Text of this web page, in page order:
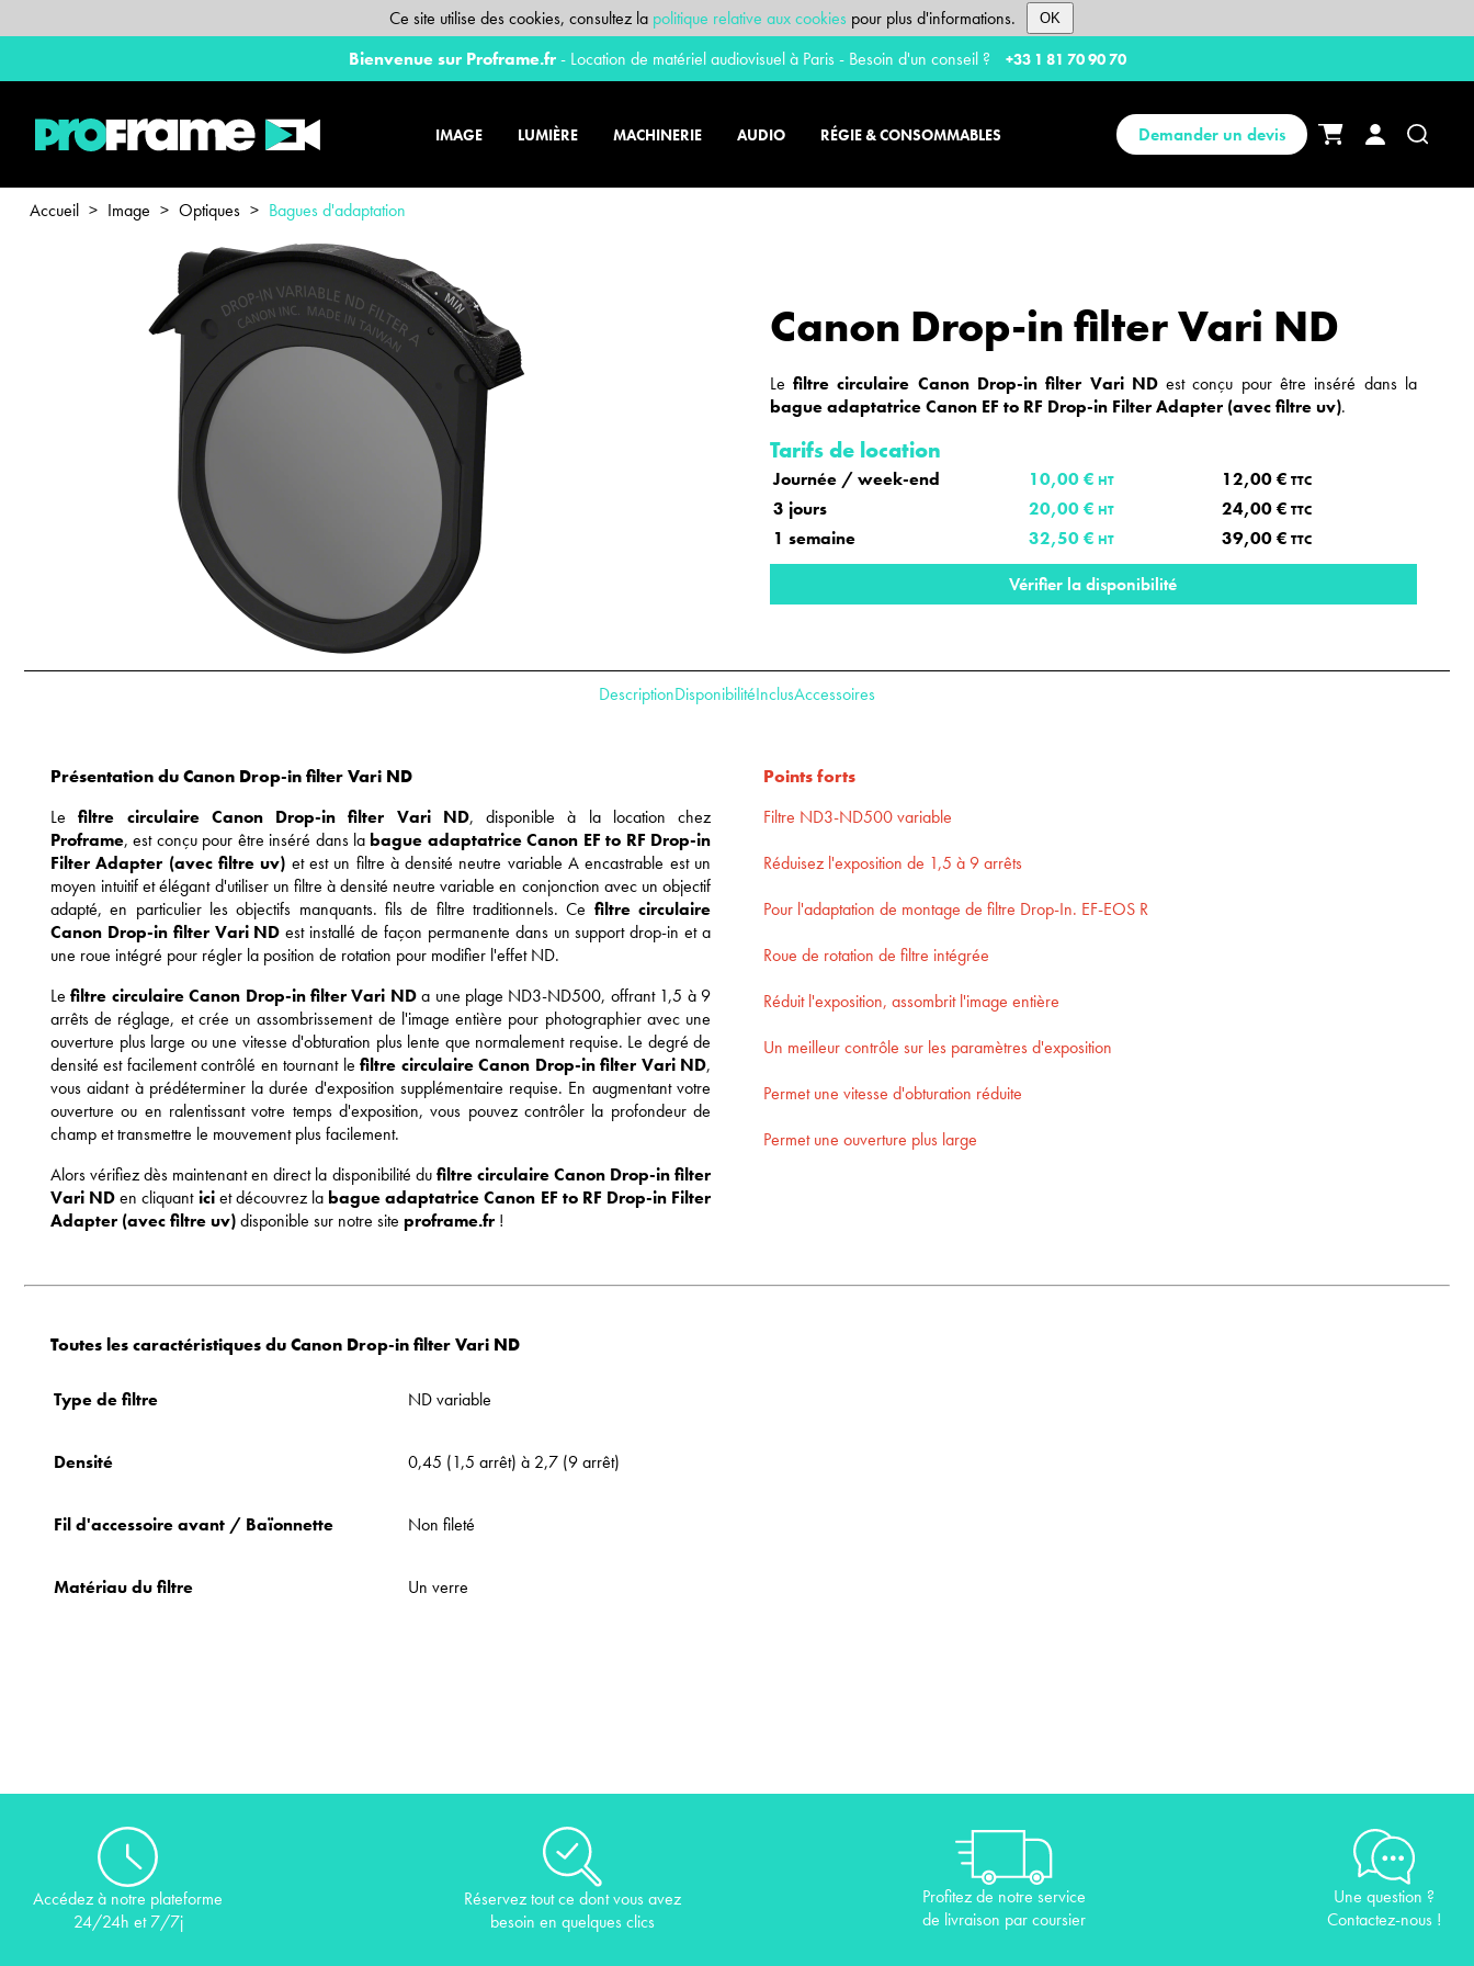
Ce site utilise des cookies, consultez la politique relative aux cookies pour plus d'informations. OK
Bienvenue sur Proframe.fr- Location de matériel audiovisuel à Paris - Besoin d'un conseil ? +33 1 81 70 90 70
IMAGE LUMIÈRE MACHINERIE AUDIO RÉGIE & CONSOMMABLES Demander un devis
Accueil > Image > Optiques > Bagues d'adaptation
Canon Drop-in filter Vari ND
Le filtre circulaire Canon Drop-in filter Vari NDest conçu pour être inséré dans la
bague adaptatrice Canon EF to RF Drop-in Filter Adapter (avec filtre uv).
Tarifs de location
Journée / week-end 10,00 € HT 12,00 € TTC
3 jours 20,00 € HT 24,00 € TTC
1 semaine 32,50 € HT 39,00 € TTC
Vérifier la disponibilité
DescriptionDisponibilitéInclusAccessoires
Présentation du Canon Drop-in filter Vari ND
Lefiltre circulaire Canon Drop-in filter Vari ND, disponible à la location chez
Proframe, est conçu pour être inséré dans la bague adaptatrice Canon EF to RF Drop-in
Filter Adapter (avec filtre uv) et est un filtre à densité neutre variable A encastrable est un
moyen intuitif et élégant d'utiliser un filtre à densité neutre variable en conjonction avec un objectif
adapté, en particulier les objectifs manquants. fils de filtre traditionnels. Ce filtre circulaire
Canon Drop-in filter Vari NDest installé de façon permanente dans un support drop-in et a
une roue intégré pour régler la position de rotation pour modifier l'effet ND.
Lefiltre circulaire Canon Drop-in filter Vari NDa une plage ND3-ND500, offrant 1,5 à 9
arrêts de réglage, et crée un assombrissement de l'image entière pour photographier avec une
ouverture plus large ou une vitesse d'obturation plus lente que normalement requise. Le degré de
densité est facilement contrôlé en tournant lefiltre circulaire Canon Drop-in filter Vari ND,
vous aidant à prédéterminer la durée d'exposition supplémentaire requise. En augmentant votre
ouverture ou en ralentissant votre temps d'exposition, vous pouvez contrôler la profondeur de
champ et transmettre le mouvement plus facilement.
Alors vérifiez dès maintenant en direct la disponibilité dufiltre circulaire Canon Drop-in filter
Vari ND en cliquant iciet découvrez la bague adaptatrice Canon EF to RF Drop-in Filter
Adapter (avec filtre uv)disponible sur notre site proframe.fr !
Points forts
Filtre ND3-ND500 variable
Réduisez l'exposition de 1,5 à 9 arrêts
Pour l'adaptation de montage de filtre Drop-In. EF-EOS R
Roue de rotation de filtre intégrée
Réduit l'exposition, assombrit l'image entière
Un meilleur contrôle sur les paramètres d'exposition
Permet une vitesse d'obturation réduite
Permet une ouverture plus large
Toutes les caractéristiques du Canon Drop-in filter Vari ND
Type de filtre ND variable
Densité 0,45 (1,5 arrêt) à 2,7 (9 arrêt)
Fil d'accessoire avant / Baïonnette Non fileté
Matériau du filtre Un verre
Accédez à notre plateforme
24/24h et 7/7j
Réservez tout ce dont vous avez
besoin en quelques clics
Profitez de notre service
de livraison par coursier
Une question ?
Contactez-nous !